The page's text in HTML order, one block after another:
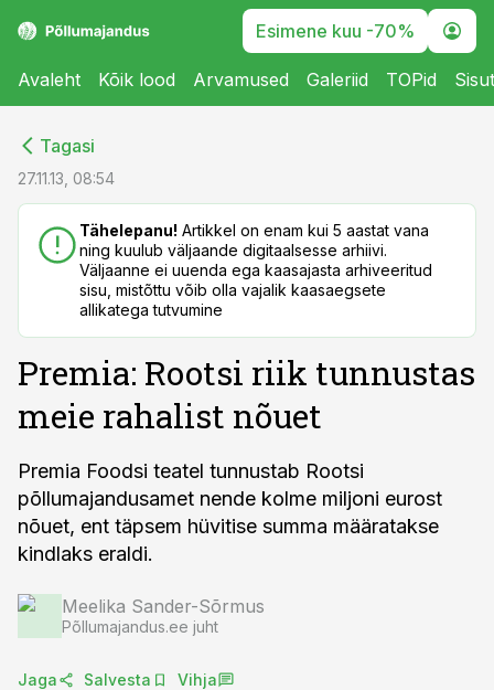
Esimene kuu -70%
Avaleht Kõik lood Arvamused Galeriid TOPid
Tagasi
27.11.13, 08:54
Tähelepanu! Artikkel on enam kui 5 aastat vana
ning kuulub väljaande digitaalsesse arhiivi.
Väljaanne ei uuenda ega kaasajasta arhiveeritud
sisu, mistõttu võib olla vajalik kaasaegsete
allikatega tutvumine
Premia: Rootsi riik tunnustas
meie rahalist nõuet
Premia Foodsi teatel tunnustab Rootsi
põllumajandusamet nende kolme miljoni eurost
nõuet, ent täpsem hüvitise summa määratakse
kindlaks eraldi.
Meelika Sander-Sõrmus
Põllumajandus.ee juht
Jaga Salvesta Vihja